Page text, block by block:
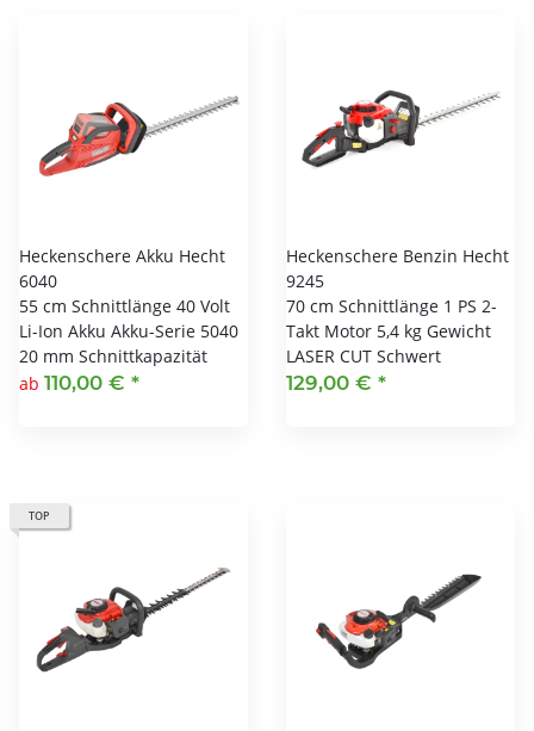
Heckenschere Akku Hecht
6040
55 cm Schnittlänge 40 Volt
Li-Ion Akku Akku-Serie 5040
20 mm Schnittkapazität
ab 110,00 € *
Heckenschere Benzin Hecht
9245
70 cm Schnittlänge 1 PS 2-
Takt Motor 5,4 kg Gewicht
LASER CUT Schwert
129,00 € *
TOP